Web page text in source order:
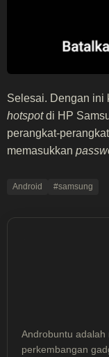
Selesai. Dengan ini
hotspotdi HP
perangkat-
memasukkan
Android #samsung
Androbuntu
perkembangan